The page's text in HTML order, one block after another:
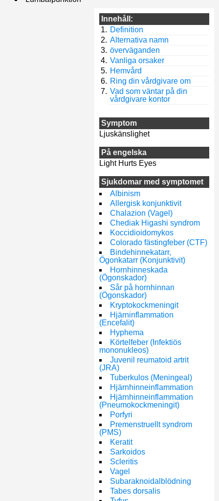
Innehåll:
Definition
Alternativa namn
överväganden
Vanliga orsaker
Hemvård
Ring din vårdgivare om
Vad som väntar på din
vårdgivare kontor
Symptom
Ljuskänslighet
På engelska
Light Hurts Eyes
Sjukdomar med symptomet
Albinism
Allergisk konjunktivit
Chalazion (Vagel)
Chediak Higashi syndrom
Koccidioidomykos
Colorado fästingfeber (CTF)
Bindehinnekatarr,
Ögonkatarr (Konjunktivit)
Hornhinneskada
(Ögonskador)
Sår på hornhinnan
(Ögonskador)
Kryptokockmeningit
Hjärninflammation
(Encefalit)
Hyphema
Körtelfeber (Infektiös
mononukleos)
Juvenil reumatoid artrit
(JRA)
Tuberkulos (Meningeal)
Hjärnhinneinflammation
Hjärnhinneinflammation
(Pneumokockmeningit)
Porfyri
Premenstruellt syndrom
(PMS)
Keratit
Sarkoidos
Scleritis
Vagel
Subaraknoidalblödning
Tabes dorsalis